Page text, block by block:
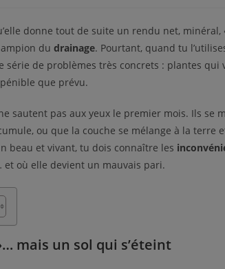
donne tout de suite un rendu net,
du drainage. Pourtant, quand tu
série de problèmes très concrets : plantes qui
que prévu.
sautent pas aux yeux le premier mois. Ils se
ou que la couche se mélange à la
beau et vivant, tu dois connaître les
où elle devient un mauvais pari.
mais un sol qui s’éteint